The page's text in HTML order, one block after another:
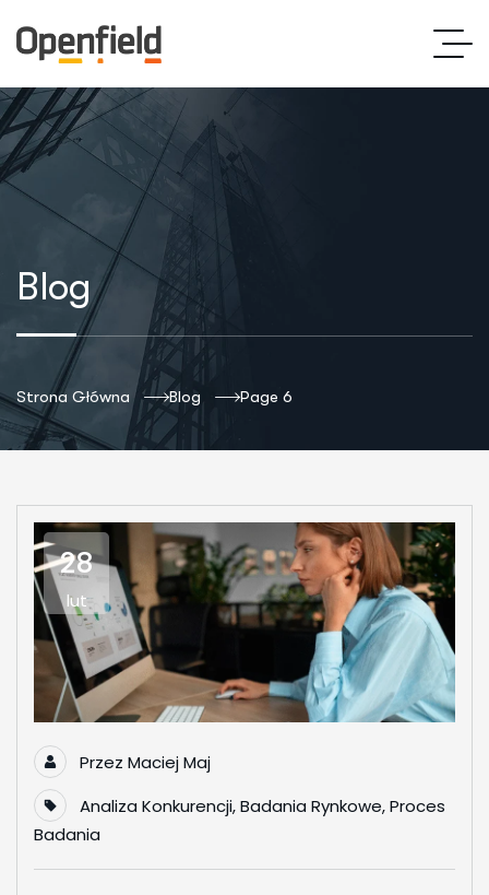
Blog
Strona Główna Blog Page 6
28
lut
Przez Maciej Maj
Analiza Konkurencji,Badania Rynkowe,Proces
Badania